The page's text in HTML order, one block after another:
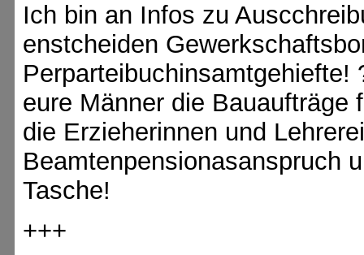
Ich bin an Infos zu
enstcheiden
Perparteibuchinsamtgehiefte!
eure Männer die Bauaufträge
die Erzieherinnen und
Beamtenpensionasanspruch
Tasche!
+++